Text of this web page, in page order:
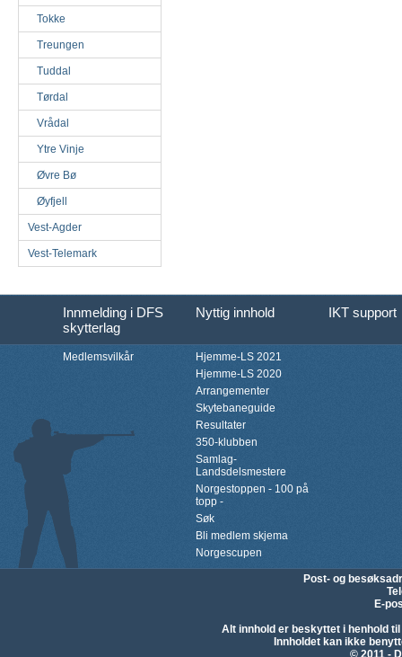
Tokke
Treungen
Tuddal
Tørdal
Vrådal
Ytre Vinje
Øvre Bø
Øyfjell
Vest-Agder
Vest-Telemark
Innmelding i DFS
skytterlag
Nyttig innhold IKT support
Medlemsvilkår
Hjemme-LS 2021
Hjemme-LS 2020
Arrangementer
Skytebaneguide
Resultater
350-klubben
Samlag-
Landsdelsmestere
Norgestoppen - 100 på
topp -
Søk
Bli medlem skjema
Norgescupen
Post- og
E-
Alt innhold er beskyttet i henhold
Innholdet kan ikke
© 2011 -